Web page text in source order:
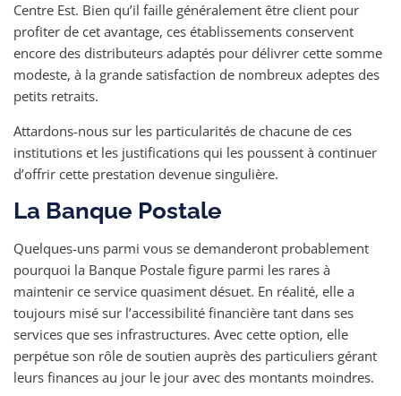
Centre Est. Bien qu’il faille généralement être client pour
profiter de cet avantage, ces établissements conservent
encore des distributeurs adaptés pour délivrer cette somme
modeste, à la grande satisfaction de nombreux adeptes des
petits retraits.
Attardons-nous sur les particularités de chacune de ces
institutions et les justifications qui les poussent à continuer
d’offrir cette prestation devenue singulière.
La Banque Postale
Quelques-uns parmi vous se demanderont probablement
pourquoi la Banque Postale figure parmi les rares à
maintenir ce service quasiment désuet. En réalité, elle a
toujours misé sur l’accessibilité financière tant dans ses
services que ses infrastructures. Avec cette option, elle
perpétue son rôle de soutien auprès des particuliers gérant
leurs finances au jour le jour avec des montants moindres.